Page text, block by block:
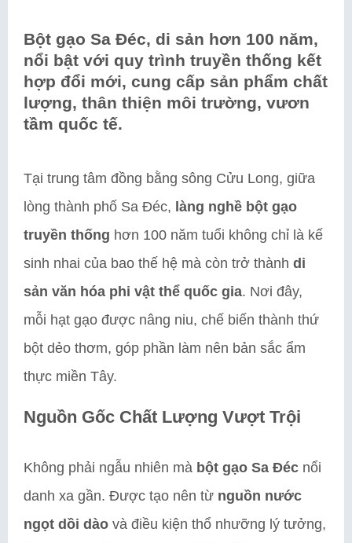
Bột gạo Sa Đéc, di sản hơn 100 năm,
nổi bật với quy trình truyền thống kết
hợp đổi mới, cung cấp sản phẩm chất
lượng, thân thiện môi trường, vươn
tầm quốc tế.
Tại trung tâm đồng bằng sông Cửu Long, giữa
lòng thành phố Sa Đéc, làng nghề bột gạo
truyền thống hơn 100 năm tuổi không chỉ là kế
sinh nhai của bao thế hệ mà còn trở thành di
sản văn hóa phi vật thể quốc gia. Nơi đây,
mỗi hạt gạo được nâng niu, chế biến thành thứ
bột dẻo thơm, góp phần làm nên bản sắc ẩm
thực miền Tây.
Nguồn Gốc Chất Lượng Vượt Trội
Không phải ngẫu nhiên mà bột gạo Sa Đéc nổi
danh xa gần. Được tạo nên từ nguồn nước
ngọt dồi dào và điều kiện thổ nhưỡng lý tưởng,